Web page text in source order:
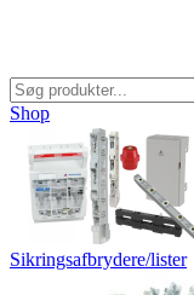
Shop
Sikringsafbrydere/lister